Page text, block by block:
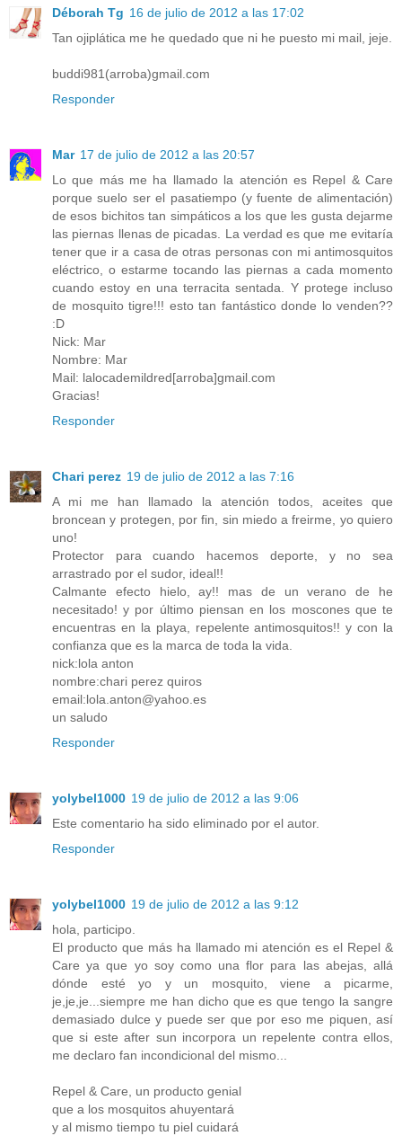
Déborah Tg 16 de julio de 2012 a las 17:02
Tan ojiplática me he quedado que ni he puesto mi mail, jeje.
buddi981(arroba)gmail.com
Responder
Mar 17 de julio de 2012 a las 20:57
Lo que más me ha llamado la atención es Repel & Care
porque suelo ser el pasatiempo (y fuente de alimentación)
de esos bichitos tan simpáticos a los que les gusta dejarme
las piernas llenas de picadas. La verdad es que me evitaría
tener que ir a casa de otras personas con mi antimosquitos
eléctrico, o estarme tocando las piernas a cada momento
cuando estoy en una terracita sentada. Y protege incluso
de mosquito tigre!!! esto tan fantástico donde lo venden??
:D
Nick: Mar
Nombre: Mar
Mail: lalocademildred[arroba]gmail.com
Gracias!
Responder
Chari perez 19 de julio de 2012 a las 7:16
A mi me han llamado la atención todos, aceites que
broncean y protegen, por fin, sin miedo a freirme, yo quiero
uno!
Protector para cuando hacemos deporte, y no sea
arrastrado por el sudor, ideal!!
Calmante efecto hielo, ay!! mas de un verano de he
necesitado! y por último piensan en los moscones que te
encuentras en la playa, repelente antimosquitos!! y con la
confianza que es la marca de toda la vida.
nick:lola anton
nombre:chari perez quiros
email:lola.anton@yahoo.es
un saludo
Responder
yolybel1000 19 de julio de 2012 a las 9:06
Este comentario ha sido eliminado por el autor.
Responder
yolybel1000 19 de julio de 2012 a las 9:12
hola, participo.
El producto que más ha llamado mi atención es el Repel &
Care ya que yo soy como una flor para las abejas, allá
dónde esté yo y un mosquito, viene a picarme,
je,je,je...siempre me han dicho que es que tengo la sangre
demasiado dulce y puede ser que por eso me piquen, así
que si este after sun incorpora un repelente contra ellos,
me declaro fan incondicional del mismo...
Repel & Care, un producto genial
que a los mosquitos ahuyentará
y al mismo tiempo tu piel cuidará